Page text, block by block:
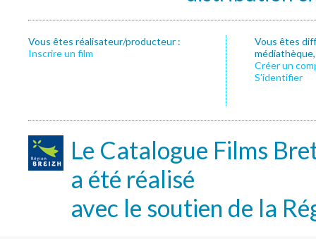
Vous êtes réalisateur/producteur :
Inscrire un film
Vous êtes
Créer un
S’identifier
Le Catalogue Films
a été réalisé
avec le soutien de la